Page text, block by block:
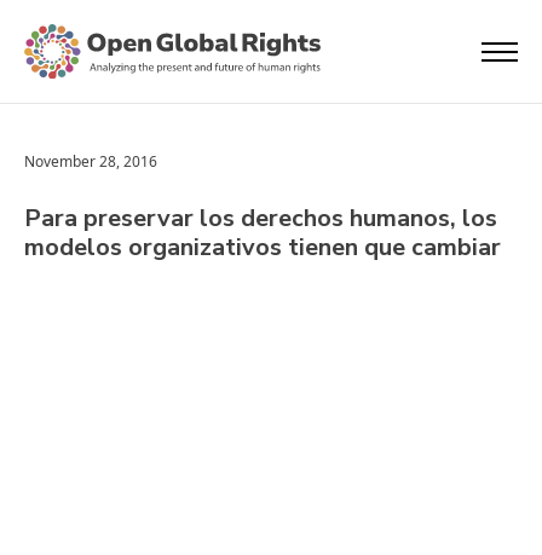
November 28, 2016
Para preservar los derechos humanos, los
modelos organizativos tienen que cambiar